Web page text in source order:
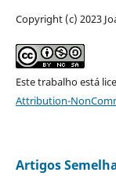
Copyright (c) 2023
Este trabalho está
Attribution-
Artigos